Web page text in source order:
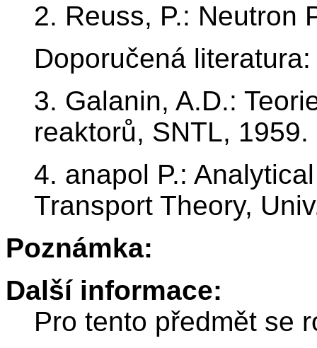
2. Reuss, P.: Neutron
Doporučená literatura:
3. Galanin, A.D.:
reaktorů, SNTL, 1959.
4. anapol P.:
Transport Theory,
Poznámka:
Další informace:
Pro tento předmět se